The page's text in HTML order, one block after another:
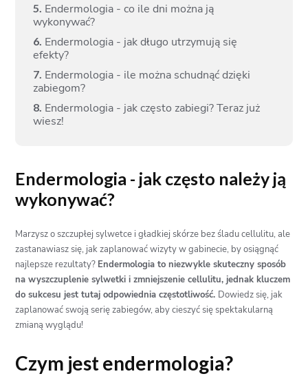
5. Endermologia - co ile dni można ją
wykonywać?
6. Endermologia - jak długo utrzymują się
efekty?
7. Endermologia - ile można schudnąć dzięki
zabiegom?
8. Endermologia - jak często zabiegi? Teraz już
wiesz!
Endermologia - jak często należy ją
wykonywać?
Marzysz o szczupłej sylwetce i gładkiej skórze bez śladu cellulitu, ale
zastanawiasz się, jak zaplanować wizyty w gabinecie, by osiągnąć
najlepsze rezultaty? Endermologia to niezwykle skuteczny sposób
na wyszczuplenie sylwetki i zmniejszenie cellulitu, jednak kluczem
do sukcesu jest tutaj odpowiednia częstotliwość. Dowiedz się, jak
zaplanować swoją serię zabiegów, aby cieszyć się spektakularną
zmianą wyglądu!
Czym jest endermologia?